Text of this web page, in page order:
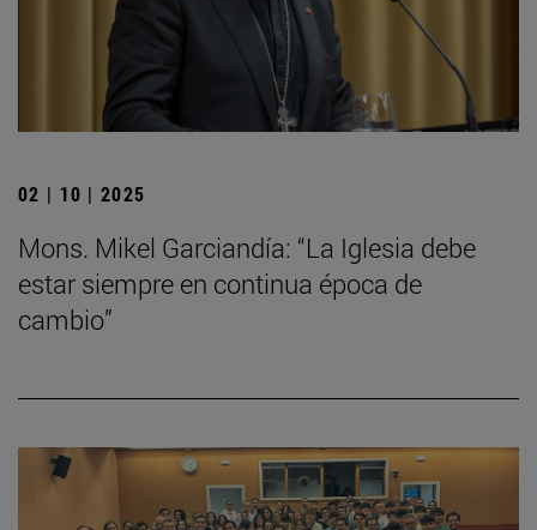
02 | 10 | 2025
Mons. Mikel Garciandía: “La Iglesia debe
estar siempre en continua época de
cambio”